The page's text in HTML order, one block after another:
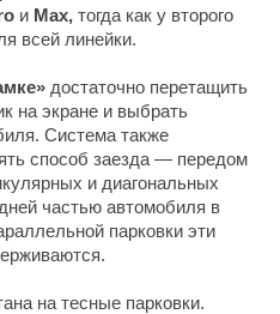
и Max, тогда как у второго
всей линейки.
достаточно перетащить
на экране и выбрать
Система также
способ заезда — передом
и диагональных
частью автомобиля в
парковки эти
на тесные парковки.